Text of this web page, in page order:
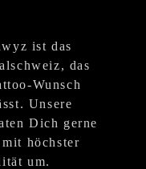
ist das
das
Wunsch
Unsere
Dich gerne
höchster
um.